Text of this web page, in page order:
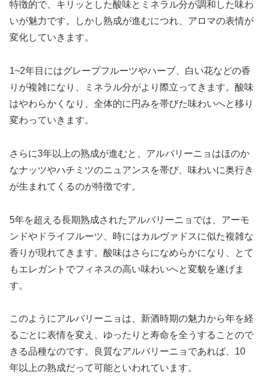
特徴的で、キリッとした酸味とミネラル分が調和した味わ
いが魅力です。しかし熟成が進むにつれ、アロマの表情が
変化していきます。
1~2年目にはグレープフルーツやハーブ、白い花などの香
りが複雑になり、ミネラル分がより際立ってきます。酸味
はやわらかくなり、全体的に円みを帯びた味わいへと移り
変わっていきます。
さらに3年以上の熟成が進むと、アルバリーニョはほのか
なナッツやハチミツのニュアンスを帯び、味わいに奥行き
が生まれてくるのが特徴です。
5年を超える長期熟成されたアルバリーニョでは、アーモ
ンドやドライフルーツ、時にはカルヴァドスに似た複雑な
香りが現れてきます。酸味はさらになめらかになり、とて
もエレガントでフィネスの高い味わいへと変貌を遂げま
す。
このようにアルバリーニョは、新酒時期の魅力から年を経
るごとに表情を変え、ゆったりと寿命を全うすることので
きる品種なのです。良質なアルバリーニョであれば、10
年以上の熟成だって可能といわれています。